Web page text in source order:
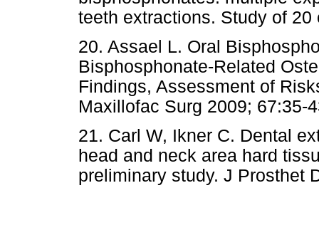
teeth extractions. Study of
20. Assael L. Oral
Bisphosphonate-Related
Findings, Assessment of
Maxillofac Surg 2009;
21. Carl W, Ikner C. Dental
head and neck area hard
preliminary study. J